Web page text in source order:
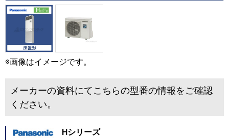
※画像はイメージです。
メーカーの資料にてこちらの型番の情報をご確認
ください。
Hシリーズ